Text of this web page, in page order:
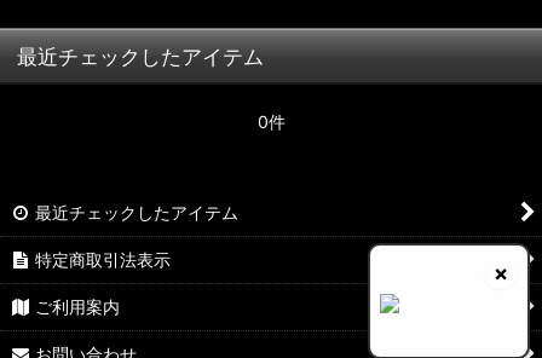
×
最近チェックしたアイテム
0件
最近チェックしたアイテム
特定商取引法表示
ご利用案内
お問い合わせ